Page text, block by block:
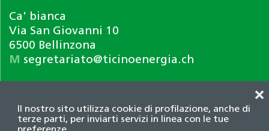
Il nostro sito utilizza cookie di profilazione, anche di
terze parti, per inviarti servizi in linea con le tue
❌
Ca' bianca
Via San Giovanni 10
6500 Bellinzona
M segretariato@ticinoenergia.ch